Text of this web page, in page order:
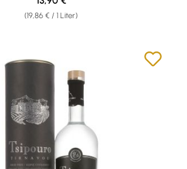
(19,86 € / 1 Liter)